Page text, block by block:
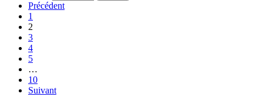
Précédent
1
2
3
4
5
…
10
Suivant